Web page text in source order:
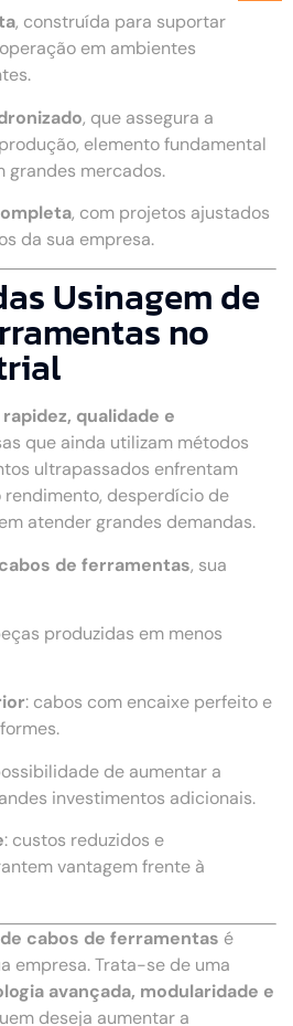
, construída para suportar
em ambientes
, que assegura a
elemento fundamental
grandes mercados.
, com projetos ajustados
da sua empresa.
Usinagem de
no
rapidez, qualidade e
que ainda utilizam métodos
ultrapassados enfrentam
desperdício de
atender grandes demandas.
de ferramentas, sua
produzidas em menos
: cabos com encaixe perfeito e
de aumentar a
investimentos adicionais.
: custos reduzidos e
vantagem frente à
cabos de ferramentas é
empresa. Trata-se de uma
avançada, modularidade e
deseja aumentar a